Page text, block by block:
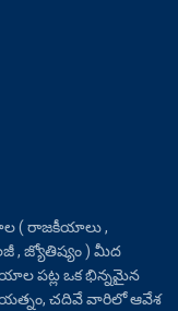
( రాజకీయాలు ,
, జ్యోతిష్యం ) మీద
పట్ల ఒక భిన్నమైన
చదివే వారిలో ఆవేశ